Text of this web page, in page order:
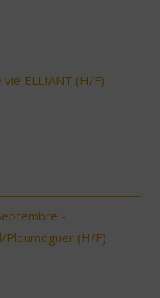
ELLIANT (H/F)
-
Ploumoguer (H/F)